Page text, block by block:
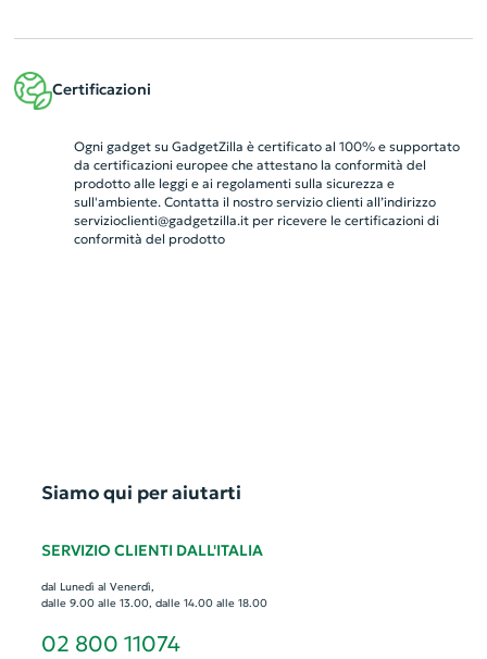
Certificazioni
Ogni gadget su GadgetZilla è certificato al 100% e supportato
da certificazioni europee che attestano la conformità del
prodotto alle leggi e ai regolamenti sulla sicurezza e
sull'ambiente. Contatta il nostro servizio clienti all’indirizzo
servizioclienti@gadgetzilla.itper ricevere le certificazioni di
conformità del prodotto
Siamo qui per aiutarti
SERVIZIO CLIENTI DALL'ITALIA
dal Lunedì al Venerdì,
dalle 9.00 alle 13.00, dalle 14.00 alle 18.00
02 800 11074